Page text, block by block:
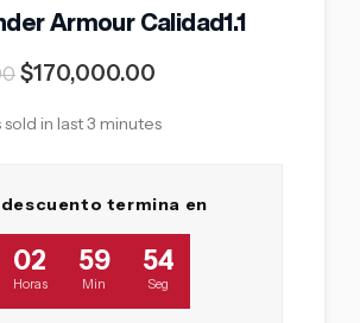
Armour Calidad1.1
$170,000.00
sold in last 3 minutes
descuento termina en
02
Horas
59
Min
53
Seg